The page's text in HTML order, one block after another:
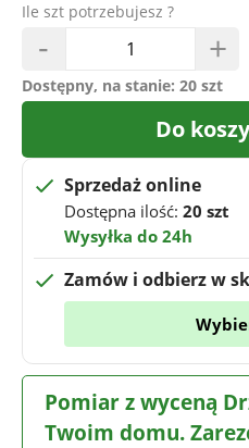
Ile szt potrzebujesz ?
- +
Dostępny, na stanie: 20 szt
Do
Sprzedaż online
Dostępna ilość: 20 szt
Wysyłka do 24h
Zamów i odbierz w
Pomiar z wyceną
Twoim domu.